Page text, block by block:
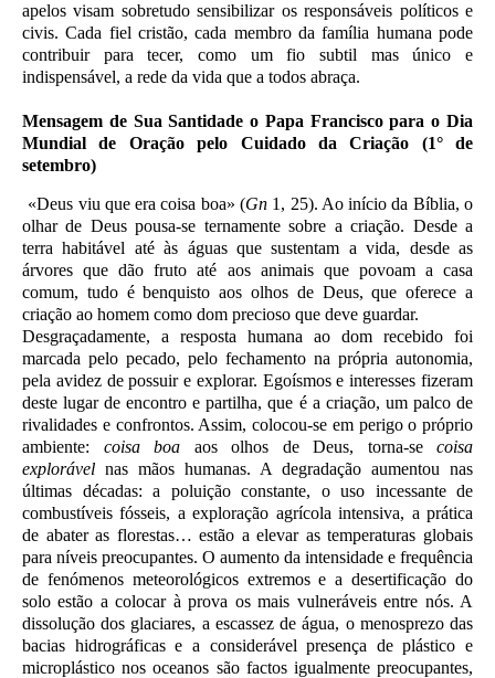
apelos visam sobretudo sensibilizar os responsáveis políticos e
civis. Cada fiel cristão, cada membro da família humana pode
contribuir para tecer, como um fio subtil mas único e
indispensável, a rede da vida que a todos abraça.
Mensagem de Sua Santidadeo Papa Franciscopara o Dia
Mundial de Oração pelo Cuidado da Criação (1° de
setembro)
«Deus viu que era coisa boa» (Gn 1, 25). Ao início da Bíblia, o
olhar de Deus pousa-se ternamente sobre a criação. Desde a
terra habitável até às águas que sustentam a vida, desde as
árvores que dão fruto até aos animais que povoam a casa
comum, tudo é benquisto aos olhos de Deus, que oferece a
criação ao homem como dom precioso que deve guardar.
Desgraçadamente, a resposta humana ao dom recebido foi
marcada pelo pecado, pelo fechamento na própria autonomia,
pela avidez de possuir e explorar. Egoísmos e interesses fizeram
deste lugar de encontro e partilha, que é a criação, um palco de
rivalidades e confrontos. Assim, colocou-se em perigo o próprio
ambiente: coisa boa aos olhos de Deus, torna-se coisa
explorável nas mãos humanas. A degradação aumentou nas
últimas décadas: a poluição constante, o uso incessante de
combustíveis fósseis, a exploração agrícola intensiva, a prática
de abater as florestas… estão a elevar as temperaturas globais
para níveis preocupantes. O aumento da intensidade e frequência
de fenómenos meteorológicos extremos e a desertificação do
solo estão a colocar à prova os mais vulneráveis entre nós. A
dissolução dos glaciares, a escassez de água, o menosprezo das
bacias hidrográficas e a considerável presença de plástico e
microplástico nos oceanos são factos igualmente preocupantes,